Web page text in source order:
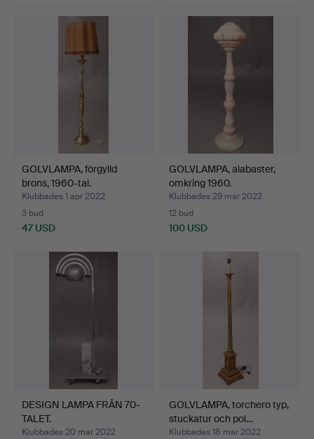
GOLVLAMPA, förgylld
brons, 1960-tal.
Klubbades 1 apr 2022
3 bud
47 USD
GOLVLAMPA, alabaster,
omkring 1960.
Klubbades 29 mar 2022
12 bud
100 USD
DESIGN LAMPA FRÅN 70-
TALET.
Klubbades 20 mar 2022
GOLVLAMPA, torchero typ,
stuckatur och pol…
Klubbades 18 mar 2022